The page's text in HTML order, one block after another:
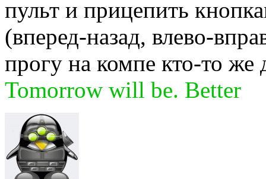
пульт и прицепить
(вперед-назад, влево-
прогу на компе кто-то же
Tomorrow will be. Better